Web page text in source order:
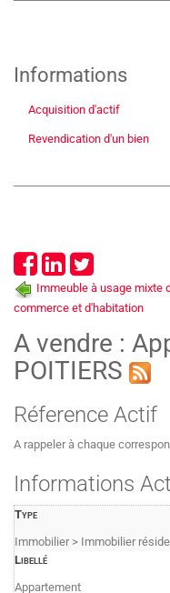
Informations
Acquisition d'actif
Revendication d'un bien
Immeuble à usage mixte
commerce et d'habitation
A vendre :
POITIERS
Réference Actif
A rappeler à chaque
Informations
Type
Immobilier > Immobilier
Libellé
Appartement